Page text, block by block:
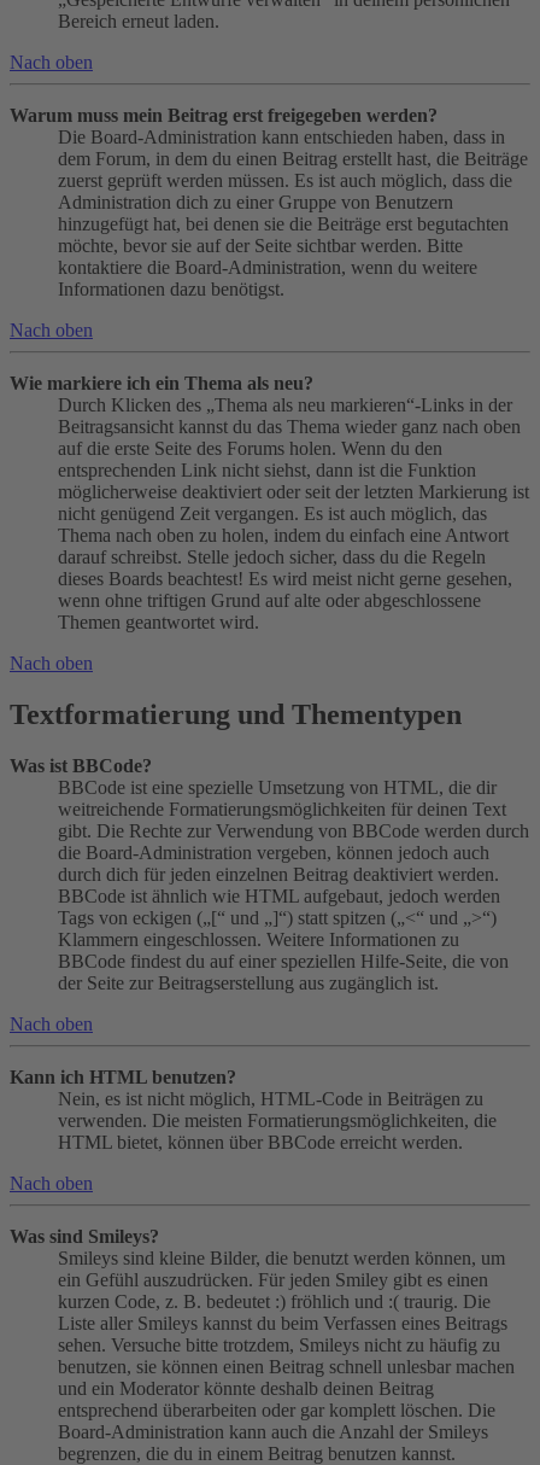
Bereich erneut laden.
Nach oben
Warum muss mein Beitrag erst freigegeben werden?
Die Board-Administration kann entschieden haben, dass in
dem Forum, in dem du einen Beitrag erstellt hast, die Beiträge
zuerst geprüft werden müssen. Es ist auch möglich, dass die
Administration dich zu einer Gruppe von Benutzern
hinzugefügt hat, bei denen sie die Beiträge erst begutachten
möchte, bevor sie auf der Seite sichtbar werden. Bitte
kontaktiere die Board-Administration, wenn du weitere
Informationen dazu benötigst.
Nach oben
Wie markiere ich ein Thema als neu?
Durch Klicken des „Thema als neu markieren“-Links in der
Beitragsansicht kannst du das Thema wieder ganz nach oben
auf die erste Seite des Forums holen. Wenn du den
entsprechenden Link nicht siehst, dann ist die Funktion
möglicherweise deaktiviert oder seit der letzten Markierung ist
nicht genügend Zeit vergangen. Es ist auch möglich, das
Thema nach oben zu holen, indem du einfach eine Antwort
darauf schreibst. Stelle jedoch sicher, dass du die Regeln
dieses Boards beachtest! Es wird meist nicht gerne gesehen,
wenn ohne triftigen Grund auf alte oder abgeschlossene
Themen geantwortet wird.
Nach oben
Textformatierung und Thementypen
Was ist BBCode?
BBCode ist eine spezielle Umsetzung von HTML, die dir
weitreichende Formatierungsmöglichkeiten für deinen Text
gibt. Die Rechte zur Verwendung von BBCode werden durch
die Board-Administration vergeben, können jedoch auch
durch dich für jeden einzelnen Beitrag deaktiviert werden.
BBCode ist ähnlich wie HTML aufgebaut, jedoch werden
Tags von eckigen („[“ und „]“) statt spitzen („<“ und „>“)
Klammern eingeschlossen. Weitere Informationen zu
BBCode findest du auf einer speziellen Hilfe-Seite, die von
der Seite zur Beitragserstellung aus zugänglich ist.
Nach oben
Kann ich HTML benutzen?
Nein, es ist nicht möglich, HTML-Code in Beiträgen zu
verwenden. Die meisten Formatierungsmöglichkeiten, die
HTML bietet, können über BBCode erreicht werden.
Nach oben
Was sind Smileys?
Smileys sind kleine Bilder, die benutzt werden können, um
ein Gefühl auszudrücken. Für jeden Smiley gibt es einen
kurzen Code, z. B. bedeutet :) fröhlich und :( traurig. Die
Liste aller Smileys kannst du beim Verfassen eines Beitrags
sehen. Versuche bitte trotzdem, Smileys nicht zu häufig zu
benutzen, sie können einen Beitrag schnell unlesbar machen
und ein Moderator könnte deshalb deinen Beitrag
entsprechend überarbeiten oder gar komplett löschen. Die
Board-Administration kann auch die Anzahl der Smileys
begrenzen, die du in einem Beitrag benutzen kannst.